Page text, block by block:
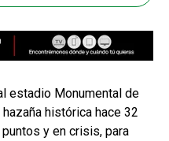
estadio Monumental de
histórica hace 32
y en crisis, para